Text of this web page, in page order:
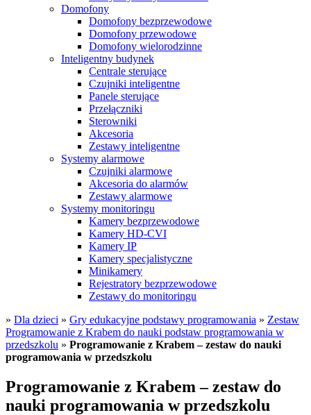
Domofony
Domofony bezprzewodowe
Domofony przewodowe
Domofony wielorodzinne
Inteligentny budynek
Centrale sterujące
Czujniki inteligentne
Panele sterujące
Przełączniki
Sterowniki
Akcesoria
Zestawy inteligentne
Systemy alarmowe
Czujniki alarmowe
Akcesoria do alarmów
Zestawy alarmowe
Systemy monitoringu
Kamery bezprzewodowe
Kamery HD-CVI
Kamery IP
Kamery specjalistyczne
Minikamery
Rejestratory bezprzewodowe
Zestawy do monitoringu
» Dla dzieci » Gry edukacyjne podstawy programowania » Zestaw
Programowanie z Krabem do nauki podstaw programowania w
przedszkolu » Programowanie z Krabem – zestaw do nauki
programowania w przedszkolu
Programowanie z Krabem – zestaw do
nauki programowania w przedszkolu